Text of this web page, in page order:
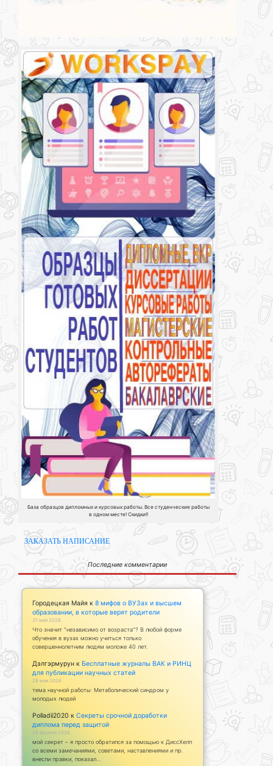
База образцов дипломных и курсовых работы. Все студенческие работы
в одном месте! Скидки!!
ЗАКАЗАТЬ НАПИСАНИЕ
Последние комментарии
Городецкая Майя к 8 мифов о ВУЗах и высшем
образовании, в которые верят родители
31 мая 2026
Что значит "независимо от возраста"? В любой форме
обучения в вузах можно учиться только
совершеннолетним людям моложе 40 лет.
Дэлгэрмурун к Бесплатные журналы ВАК и РИНЦ
для публикации научных статей
28 мая 2026
тема научной работы: Метаболический синдром у
молодых людей
Polladii2020 к Секреты срочной доработки
диплома перед защитой
28 апреля 2026
мой секрет – я просто обратился за помощью к ДиссХелп
со всеми замечаниями, советами, наставлениями и пр.
внесли правки, показал…